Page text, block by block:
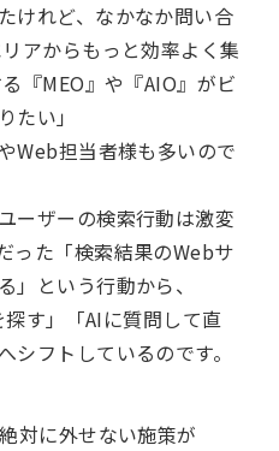
けれど、なかなか問い合
アからもっと効率よく集
『MEO』や『AIO』がビ
たい」
Web担当者様も多いので
ーザーの検索行動は激変
った「検索結果のWebサ
」という行動から、
す」「AIに質問して直
フトしているのです。
対に外せない施策が